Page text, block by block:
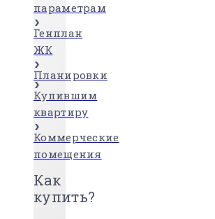
параметрам
Генплан
ЖК
Планировки
Купившим
квартиру
Коммерческие
помещения
Как
купить?